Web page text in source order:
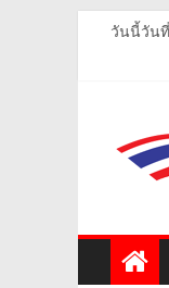
วันนี้วัน